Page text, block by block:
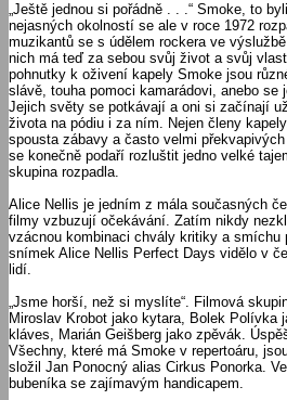
„Ještě jednou si pořádně . . .“ Smoke, to
nejasných okolností se ale v roce 1972
muzikantů se s údělem rockera ve
nich má teď za sebou svůj život a svůj
pohnutky k oživení kapely Smoke jsou
slávě, touha pomoci kamarádovi, anebo se
Jejich světy se potkávají a oni si začínají
života na pódiu i za ním. Nejen členy
spousta zábavy a často velmi
se konečně podaří rozluštit jedno velké
skupina rozpadla.
Alice Nellis je jedním z mála současných
filmy vzbuzují očekávání. Zatím nikdy
vzácnou kombinaci chvály kritiky a smíchu
snímek Alice Nellis Perfect Days vidělo v
lidí.
„Jsme horší, než si myslíte“. Filmová
Miroslav Krobot jako kytara, Bolek Polívka
kláves, Marián Geišberg jako zpěvák.
Všechny, které má Smoke v repertoáru,
složil Jan Ponocný alias Cirkus Ponorka.
bubeníka se zajímavým handicapem.